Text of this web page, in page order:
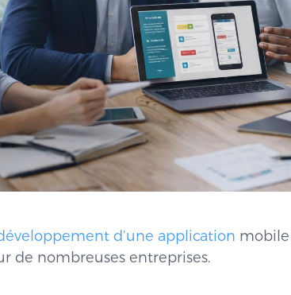
d’une application mobile
de nombreuses entreprises.